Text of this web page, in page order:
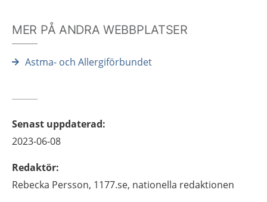
MER PÅ ANDRA WEBBPLATSER
Astma- och Allergiförbundet
Senast uppdaterad:
2023-06-08
Redaktör:
Rebecka Persson, 1177.se, nationella redaktionen